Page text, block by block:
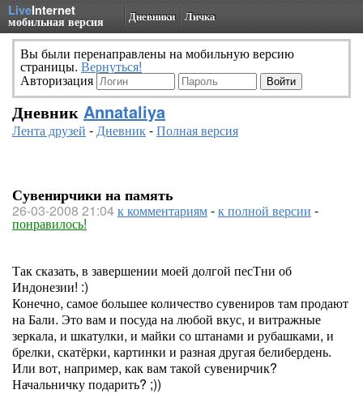
LiveInternet
мобильная версия Дневники Личка
Вы были перенаправлены на мобильную версию
страницы. Вернуться!
Авторизация
Дневник Annataliya
Лента друзей -Дневник-Полная версия
Сувенирчики на память
26-03-2008 21:04к комментариям-к полной версии -
понравилось!
Так сказать, в завершении моей долгой песТни об
Индонезии! :)
Конечно, самое большее количество сувениров там продают
на Бали. Это вам и посуда на любой вкус, и витражные
зеркала, и шкатулки, и майки со штанами и рубашками, и
брелки, скатёрки, картинки и разная другая белибердень.
Или вот, например, как вам такой сувенирчик?
Начальничку подарить? ;))